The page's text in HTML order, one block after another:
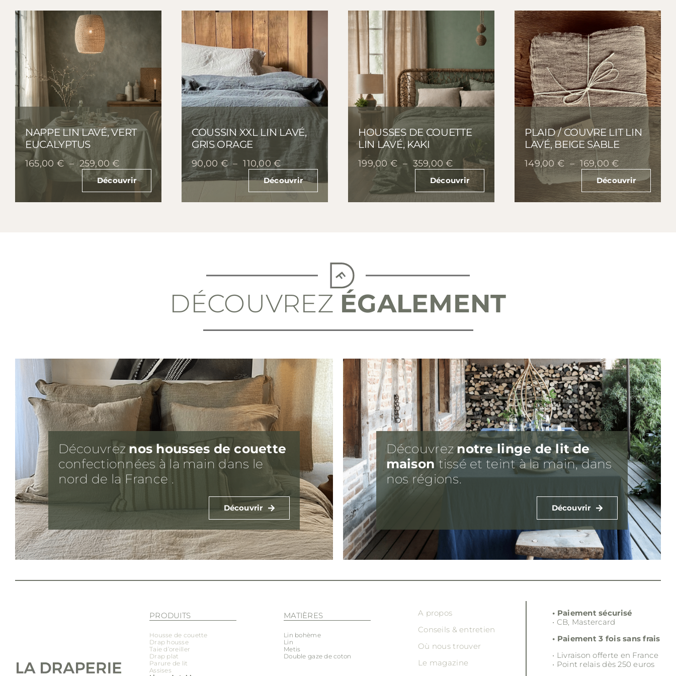
NAPPE LIN LAVÉ, VERT
EUCALYPTUS
165,00 € – 259,00€Plage
prix :
165,00 €
Découvrir
COUSSIN XXL LIN LAVÉ,
GRIS ORAGE
90,00 € – 110,00€Plage
de
prix :
90,00 €
Découvrir
HOUSSES DE COUETTE
LIN LAVÉ, KAKI
199,00€ – 359,00€Plage
de
prix :
199,00 €
Découvrir
PLAID / COUVRE LIT LIN
LAVÉ, BEIGE SABLE
149,00€ – 169,00€Plage
de
prix :
149,00 €
Découvrir
DÉCOUVREZ ÉGALEMENT
Découvreznos housses de couette
confectionnées à la main dans le
nord de la France .
Découvrir
Découvreznotre linge de lit de
maisontissé et teint à la main, dans
nos régions.
Découvrir
PRODUITS
Housse de couette
Drap housse
Taie d’oreiller
Drap plat
Parure de lit
Assises
MATIÈRES
Lin bohème
Lin
Metis
Double gaze de coton
A propos
Conseils & entretien
Où nous trouver
Le magazine
• Paiement sécurisé
• CB, Mastercard
• Paiement 3 fois sans frais
• Livraison offerte en France
• Point relais dès 250 euros